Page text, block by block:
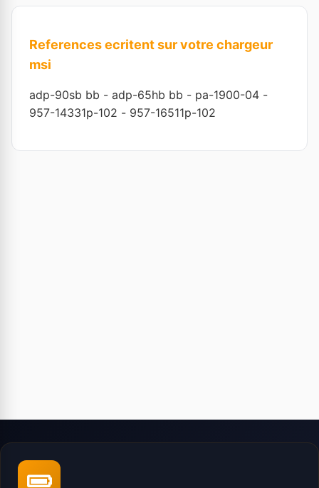
References ecritent sur votre chargeur
msi
adp-90sb bb - adp-65hb bb - pa-1900-04 -
957-14331p-102 - 957-16511p-102